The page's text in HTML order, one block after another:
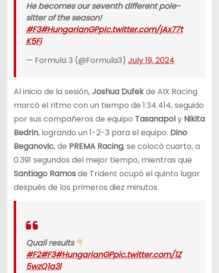
He becomes our seventh different pole-
sitter of the season!
#F3#HungarianGPpic.twitter.com/jAx77t
K5Fi
— Formula 3 (@Formula3) July 19, 2024
Al inicio de la sesión,Joshua Dufekde AIX Racing
marcó el ritmo con un tiempo de 1:34.414, seguido
por sus compañeros de equipo Tasanapoly Nikita
Bedrin, logrando un 1-2-3 para el equipo. Dino
Beganovic, de PREMA Racing, se colocó cuarto, a
0.391 segundos del mejor tiempo, mientras que
Santiago Ramosde Trident ocupó el quinto lugar
después de los primeros diez minutos.
Quali results
#F2#F3#HungarianGPpic.twitter.com/1Z
5wzQ1a3l